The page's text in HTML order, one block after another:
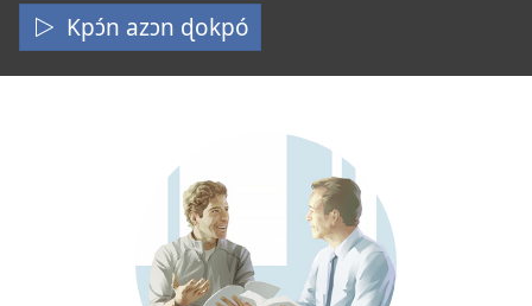
Kpɔ́n azɔn ɖokpó